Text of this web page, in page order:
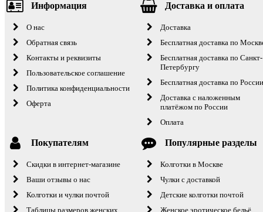
Информация
О нас
Обратная связь
Контакты и реквизиты
Пользовательское соглашение
Политика конфиденциальности
Оферта
Доставка и оплата
Доставка
Бесплатная доставка по
Бесплатная доставка по Санкт-
Петербургу
Бесплатная доставка по
Доставка с наложенным
платёжом по России
Оплата
Покупателям
Скидки в интернет-магазине
Ваши отзывы о нас
Колготки и чулки почтой
Таблицы размеров женских
Популярные разделы
Колготки в Москве
Чулки с доставкой
Детские колготки почтой
Женское эротическое бельё